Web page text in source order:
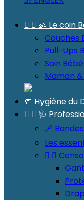
  👶 Le coin
Couches
Pull-Ups
Soin Bébé
Maman
🧼 Hygiène du
  🩺
🩹
Les
 